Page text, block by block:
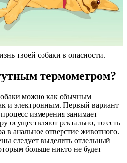
твоей собаки в опасности.
термометром?
можно как обычным
и электронным. Первый вариант
измерения занимает
осуществляют ректально, то есть
в анальное отверстие животного.
следует выделить отдельный
больше никто не будет